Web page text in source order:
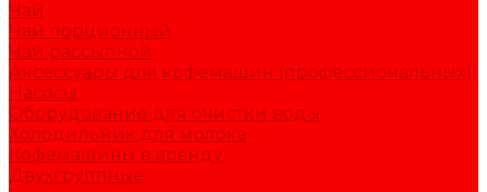
Чай
Чай порционный
Чай рассыпной
Аксессуары для кофемашин (профессиональных)
Насосы
Оборудование для очистки воды
Холодильник для молока
Кофемашины в аренду
Двухгруппные